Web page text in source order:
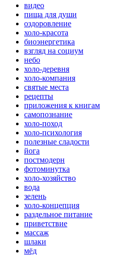
видео
пища для души
оздоровление
холо-красота
биоэнергетика
взгляд на социум
небо
холо-деревня
холо-компания
святые места
рецепты
приложения к книгам
самопознание
холо-поход
холо-психология
полезные сладости
йога
постмодерн
фотоминутка
холо-хозяйство
вода
зелень
холо-концепция
раздельное питание
приветствие
массаж
шлаки
мёд